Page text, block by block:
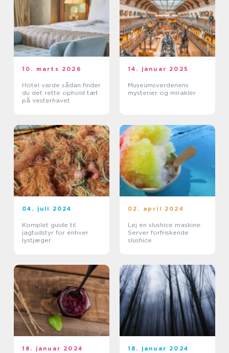
10. marts 2026
Hotel varde sådan finder
du det rette ophold tæt
på vesterhavet
14. januar 2025
Museumsverdenens
mysterier og mirakler
04. juli 2024
Komplet guide til
jagtudstyr for enhver
lystjæger
02. april 2024
Lej en slushice maskine:
Server forfriskende
slushice
18. januar 2024 18. januar 2024